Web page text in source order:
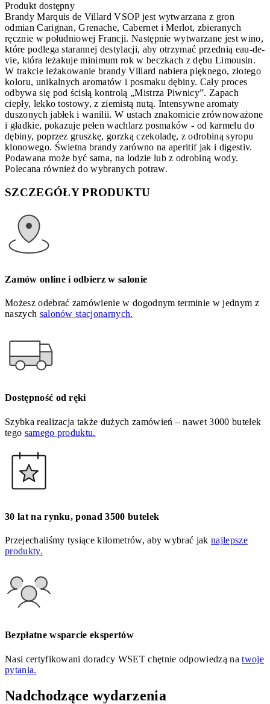
Produkt dostępny
Brandy Marquis de Villard VSOP jest wytwarzana z gron
odmian Carignan, Grenache, Cabernet i Merlot, zbieranych
ręcznie w południowej Francji. Następnie wytwarzane jest wino,
które podlega starannej destylacji, aby otrzymać przednią eau-de-
vie, która leżakuje minimum rok w beczkach z dębu Limousin.
W trakcie leżakowanie brandy Villard nabiera pięknego, złotego
koloru, unikalnych aromatów i posmaku dębiny. Cały proces
odbywa się pod ścisłą kontrolą „Mistrza Piwnicy”. Zapach
ciepły, lekko tostowy, z ziemistą nutą. Intensywne aromaty
duszonych jabłek i wanilii. W ustach znakomicie zrównoważone
i gładkie, pokazuje pełen wachlarz posmaków - od karmelu do
dębiny, poprzez gruszkę, gorzką czekoladę, z odrobiną syropu
klonowego. Świetna brandy zarówno na aperitif jak i digestiv.
Podawana może być sama, na lodzie lub z odrobiną wody.
Polecana również do wybranych potraw.
SZCZEGÓŁY PRODUKTU
Zamów online i odbierz w salonie
Możesz odebrać zamówienie w dogodnym terminie w jednym z
naszych salonów stacjonarnych.
Dostępność od ręki
Szybka realizacja także dużych zamówień – nawet 3000 butelek
tego samego produktu.
30 lat na rynku, ponad 3500 butelek
Przejechaliśmy tysiące kilometrów, aby wybrać jaknajlepsze
produkty.
Bezpłatne wsparcie ekspertów
Nasi certyfikowani doradcy WSET chętnie odpowiedzą natwoje
pytania.
Nadchodzące wydarzenia